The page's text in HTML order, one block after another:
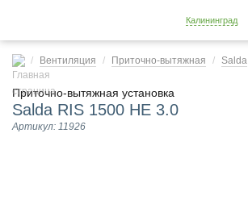
Калининград
Вентиляция Приточно-вытяжная Salda
Приточно-вытяжная установка
Salda RIS 1500 HE 3.0
Артикул: 11926